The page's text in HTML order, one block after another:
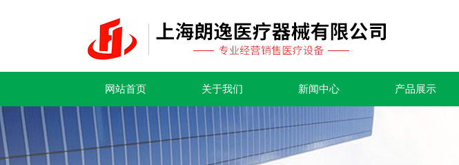
网站首页 关于我们 新闻中心 产品展示